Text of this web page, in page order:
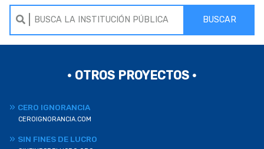
BUSCAR
• OTROS PROYECTOS •
CERO IGNORANCIA
CEROIGNORANCIA.COM
SIN FINES DE LUCRO